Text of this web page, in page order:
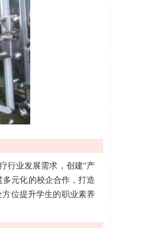
行业发展需求，创建“产
元化的校企合作，打造
位提升学生的职业素养